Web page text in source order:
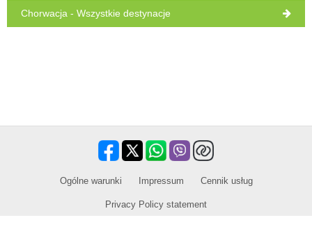
Chorwacja - Wszystkie destynacje
​Ogólne warunki Impressum Cennik usług
Privacy Policy statement